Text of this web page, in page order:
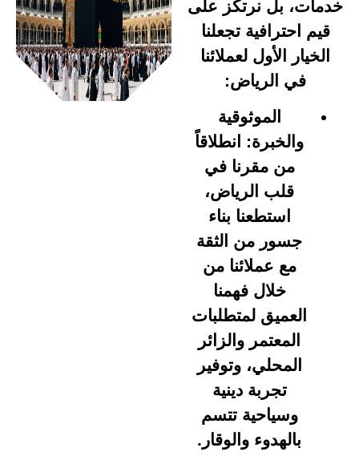
خدمات، بل نرتكز على
قيم احترافية تجعلنا
الخيار الأول لعملائنا
في الرياض:
الموثوقية
والخبرة: انطلاقاً
من مقرنا في
قلب الرياض،
استطعنا بناء
جسور من الثقة
مع عملائنا من
خلال فهمنا
العميق لمتطلبات
المعتمر والزائر
المحلي، وتوفير
تجربة دينية
وسياحية تتسم
بالهدوء والوقار.